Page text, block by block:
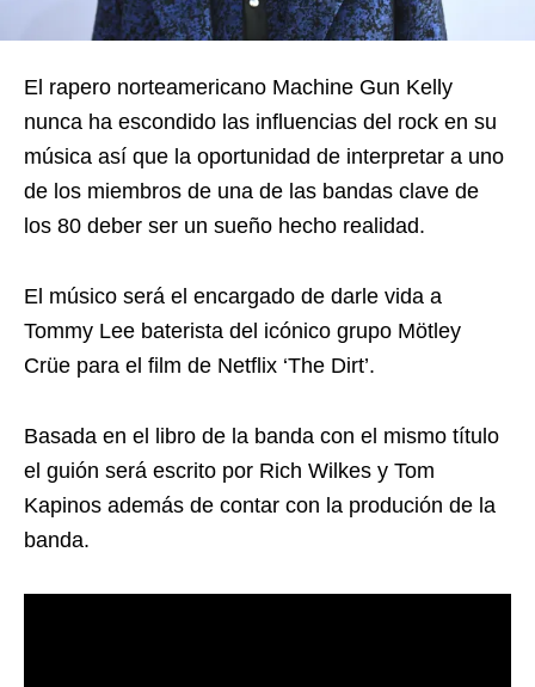
El rapero norteamericano Machine Gun Kelly
nunca ha escondido las influencias del rock en su
música así que la oportunidad de interpretar a uno
de los miembros de una de las bandas clave de
los 80 deber ser un sueño hecho realidad.
El músico será el encargado de darle vida a
Tommy Lee baterista del icónico grupo Mötley
Crüe para el film de Netflix ‘The Dirt’.
Basada en el libro de la banda con el mismo título
el guión será escrito por Rich Wilkes y Tom
Kapinos además de contar con la produción de la
banda.